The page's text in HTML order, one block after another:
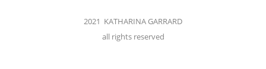
2021 KATHARINA GARRARD
all rights reserved